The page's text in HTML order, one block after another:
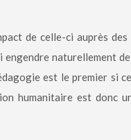
de celle-ci auprès des
naturellement
est le premier si
humanitaire est donc